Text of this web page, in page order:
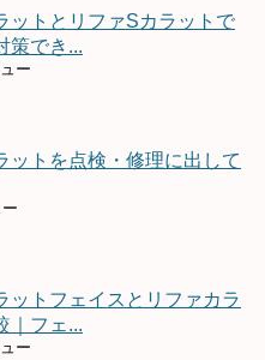
ットとリファSカラットで
策でき...
ー
ットを点検・修理に出して
ットフェイスとリファカラ
｜フェ...
ー